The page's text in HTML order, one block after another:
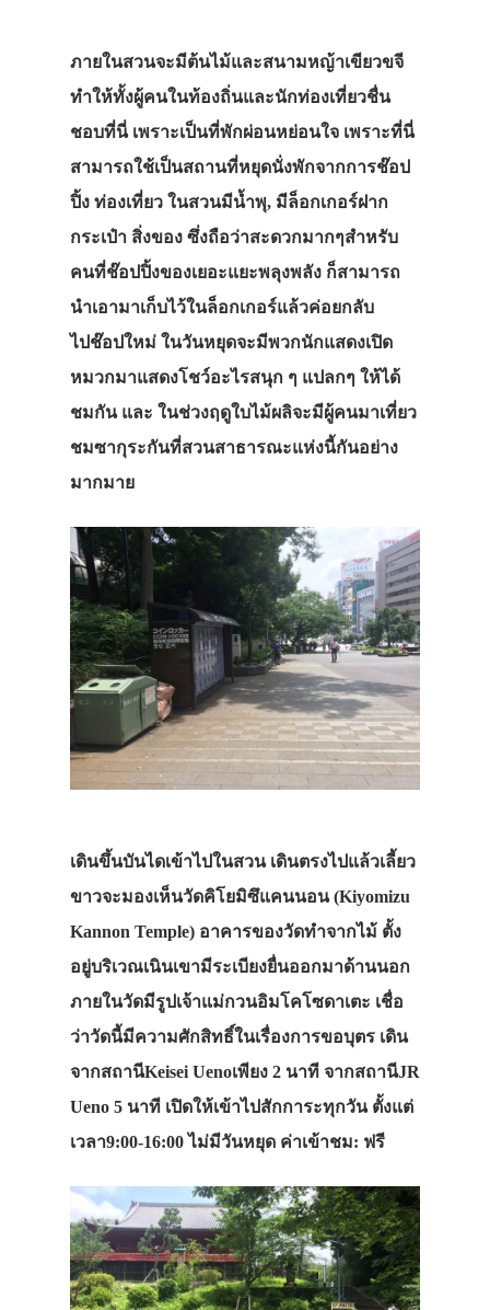
ภายในสวนจะมีต้นไม้และสนามหญ้าเขียวขจี
ทำให้ทั้งผู้คนในท้องถิ่นและนักท่องเที่ยวชื่น
ชอบที่นี่ เพราะเป็นที่พักผ่อนหย่อนใจ เพราะที่นี่
สามารถใช้เป็นสถานที่หยุดนั่งพักจากการช๊อป
ปิ้ง ท่องเที่ยว ในสวนมีน้ำพุ, มีล็อกเกอร์ฝาก
กระเป๋า สิ่งของ ซึ่งถือว่าสะดวกมากๆสำหรับ
คนที่ช๊อปปิ้งของเยอะแยะพลุงพลัง ก็สามารถ
นำเอามาเก็บไว้ในล็อกเกอร์แล้วค่อยกลับ
ไปช๊อปใหม่ ในวันหยุดจะมีพวกนักแสดงเปิด
หมวกมาแสดงโชว์อะไรสนุก ๆ แปลกๆ ให้ได้
ชมกัน และ ในช่วงฤดูใบไม้ผลิจะมีผู้คนมาเที่ยว
ชมซากุระกันที่สวนสาธารณะแห่งนี้กันอย่าง
มากมาย
เดินขึ้นบันไดเข้าไปในสวน เดินตรงไปแล้วเลี้ยว
ขาวจะมองเห็นวัดคิโยมิซึแคนนอน (Kiyomizu
Kannon Temple) อาคารของวัดทำจากไม้ ตั้ง
อยู่บริเวณเนินเขามีระเบียงยื่นออกมาด้านนอก
ภายในวัดมีรูปเจ้าแม่กวนอิมโคโซดาเตะ เชื่อ
ว่าวัดนี้มีความศักสิทธิ์ในเรื่องการขอบุตร เดิน
จากสถานีKeisei Uenoเพียง 2 นาที จากสถานีJR
Ueno 5 นาที เปิดให้เข้าไปสักการะทุกวัน ตั้งแต่
เวลา9:00-16:00 ไม่มีวันหยุด ค่าเข้าชม: ฟรี